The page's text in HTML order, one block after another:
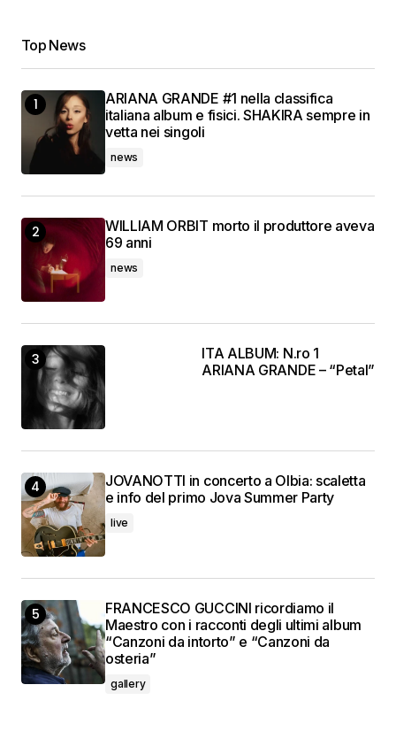
Top News
ARIANA GRANDE #1 nella classifica
italiana album e fisici. SHAKIRA sempre in
vetta nei singoli
news
WILLIAM ORBIT morto il produttore aveva
69 anni
news
ITA ALBUM: N.ro 1
ARIANA GRANDE – “Petal”
JOVANOTTI in concerto a Olbia: scaletta
e info del primo Jova Summer Party
live
FRANCESCO GUCCINI ricordiamo il
Maestro con i racconti degli ultimi album
“Canzoni da intorto” e “Canzoni da
osteria”
gallery